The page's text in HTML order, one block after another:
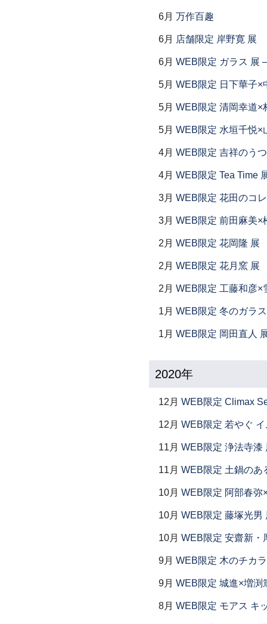
6月 万作百趣
6月 店舗限定 岸野寛 展
6月 WEB限定 ガラス
5月 WEB限定 日下華子×
5月 WEB限定 清岡幸道×
5月 WEB限定 水垣千悦×
4月 WEB限定 吉祥のう
4月 WEB限定 Tea Time
3月 WEB限定 花田のコ
3月 WEB限定 前田麻美×
2月 WEB限定 花岡隆 展
2月 WEB限定 花月窯 展
2月 WEB限定 工藤和彦×
1月 WEB限定 冬のガラ
1月 WEB限定 岡田直人
2020年
12月 WEB限定 Climax
12月 WEB限定 若やぐ
11月 WEB限定 浄法寺漆
11月 WEB限定 土鍋のあ
10月 WEB限定 阿部春弥
10月 WEB限定 藤塚光男
10月 WEB限定 安齋新・
9月 WEB限定 木のチカ
9月 WEB限定 城進×増渕
8月 WEB限定 モアス キ